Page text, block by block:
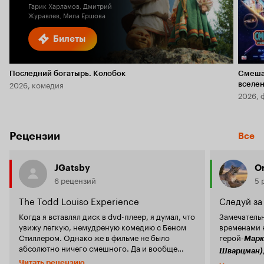
Билеты
Гарик Харламов, Дмитрий
Журавлев, Мила Ершова
Последний богатырь. Колобок
2026, комедия
2026,
Рецензии Все
JGatsby
6 рецензий
The Todd Louiso Experience
Когда я вставлял диск в dvd-плеер, я думал, что
увижу легкую, немудреную комедию с Беном
Стиллером. Однако же в фильме не было
абсолютно ничего смешного. Да и вообще
трудно определиться с жанром этого фильма -
5
Следуй
временами
герой-
Шварцман)
но потом